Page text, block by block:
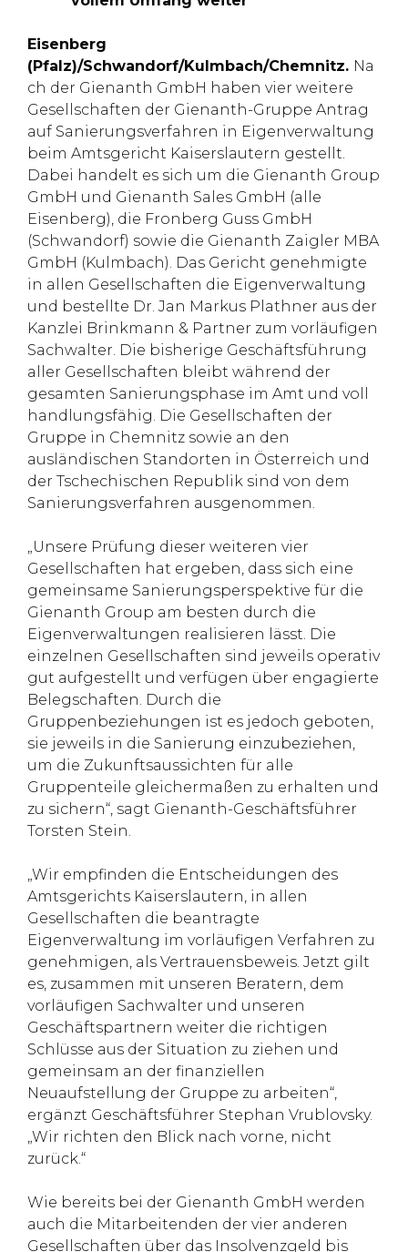
Eisenberg
(Pfalz)/Schwandorf/Kulmbach/Chemnitz. Na
ch der Gienanth GmbH haben vier weitere
Gesellschaften der Gienanth-Gruppe Antrag
auf Sanierungsverfahren in Eigenverwaltung
beim Amtsgericht Kaiserslautern gestellt.
Dabei handelt es sich um die Gienanth Group
GmbH und Gienanth Sales GmbH (alle
Eisenberg), die Fronberg Guss GmbH
(Schwandorf) sowie die Gienanth Zaigler MBA
GmbH (Kulmbach). Das Gericht genehmigte
in allen Gesellschaften die Eigenverwaltung
und bestellte Dr. Jan Markus Plathner aus der
Kanzlei Brinkmann & Partner zum vorläufigen
Sachwalter. Die bisherige Geschäftsführung
aller Gesellschaften bleibt während der
gesamten Sanierungsphase im Amt und voll
handlungsfähig. Die Gesellschaften der
Gruppe in Chemnitz sowie an den
ausländischen Standorten in Österreich und
der Tschechischen Republik sind von dem
Sanierungsverfahren ausgenommen.
„Unsere Prüfung dieser weiteren vier
Gesellschaften hat ergeben, dass sich eine
gemeinsame Sanierungsperspektive für die
Gienanth Group am besten durch die
Eigenverwaltungen realisieren lässt. Die
einzelnen Gesellschaften sind jeweils operativ
gut aufgestellt und verfügen über engagierte
Belegschaften. Durch die
Gruppenbeziehungen ist es jedoch geboten,
sie jeweils in die Sanierung einzubeziehen,
um die Zukunftsaussichten für alle
Gruppenteile gleichermaßen zu erhalten und
zu sichern“, sagt Gienanth-Geschäftsführer
Torsten Stein.
„Wir empfinden die Entscheidungen des
Amtsgerichts Kaiserslautern, in allen
Gesellschaften die beantragte
Eigenverwaltung im vorläufigen Verfahren zu
genehmigen, als Vertrauensbeweis. Jetzt gilt
es, zusammen mit unseren Beratern, dem
vorläufigen Sachwalter und unseren
Geschäftspartnern weiter die richtigen
Schlüsse aus der Situation zu ziehen und
gemeinsam an der finanziellen
Neuaufstellung der Gruppe zu arbeiten“,
ergänzt Geschäftsführer Stephan Vrublovsky.
„Wir richten den Blick nach vorne, nicht
zurück.“
Wie bereits bei der Gienanth GmbH werden
auch die Mitarbeitenden der vier anderen
Gesellschaften über das Insolvenzgeld bis